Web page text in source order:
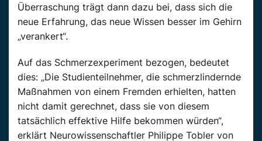
Überraschung trägt dann dazu bei, dass sich die
neue Erfahrung, das neue Wissen besser im Gehirn
„verankert“.
Auf das Schmerzexperiment bezogen, bedeutet
dies: „Die Studienteilnehmer, die schmerzlindernde
Maßnahmen von einem Fremden erhielten, hatten
nicht damit gerechnet, dass sie von diesem
tatsächlich effektive Hilfe bekommen würden“,
erklärt Neurowissenschaftler Philippe Tobler von